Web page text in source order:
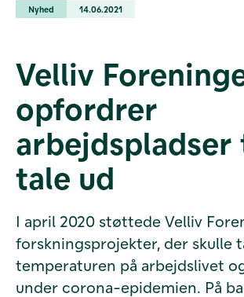
Værktøjer
Foreningen
Kontakt
os
Nyhed 14.06.2021
Velliv
opfordrer
arbejdspladser
tale ud
I april 2020 støttede Velliv
forskningsprojekter, der skulle
temperaturen på arbejdslivet
under corona-epidemien. På